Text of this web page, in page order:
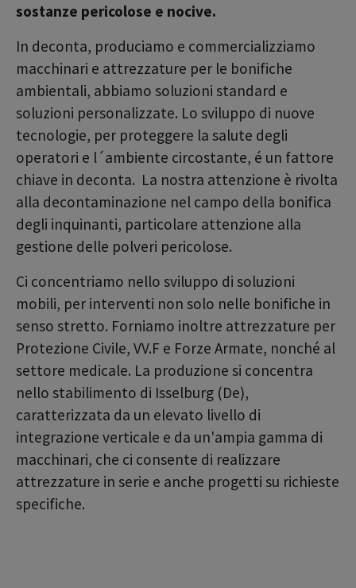
sostanze pericolose e nocive.
In deconta, produciamo e commercializziamo
macchinari e attrezzature per le bonifiche
ambientali, abbiamo soluzioni standard e
soluzioni personalizzate. Lo sviluppo di nuove
tecnologie, per proteggere la salute degli
operatori e l´ambiente circostante, é un fattore
chiave in deconta. La nostra attenzione è rivolta
alla decontaminazione nel campo della bonifica
degli inquinanti, particolare attenzione alla
gestione delle polveri pericolose.
Ci concentriamo nello sviluppo di soluzioni
mobili, per interventi non solo nelle bonifiche in
senso stretto. Forniamo inoltre attrezzature per
Protezione Civile, VV.F e Forze Armate, nonché al
settore medicale. La produzione si concentra
nello stabilimento di Isselburg (De),
caratterizzata da un elevato livello di
integrazione verticale e da un'ampia gamma di
macchinari, che ci consente di realizzare
attrezzature in serie e anche progetti su richieste
specifiche.